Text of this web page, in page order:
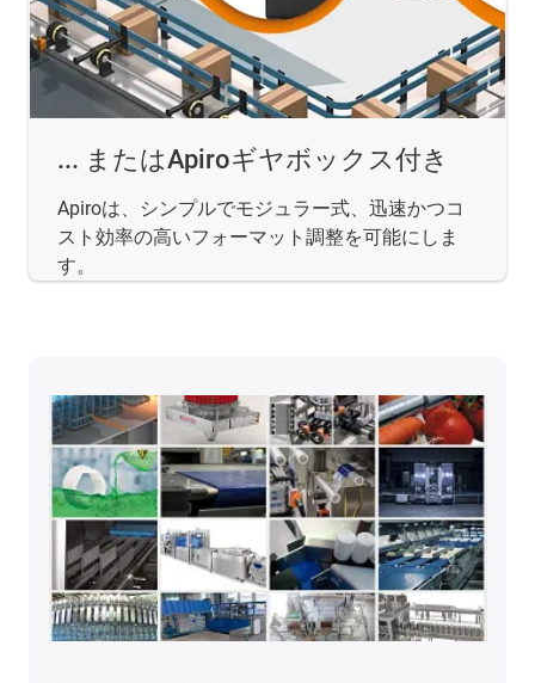
... またはApiroギヤボックス付き
Apiroは、シンプルでモジュラー式、迅速かつコ
スト効率の高いフォーマット調整を可能にしま
す。